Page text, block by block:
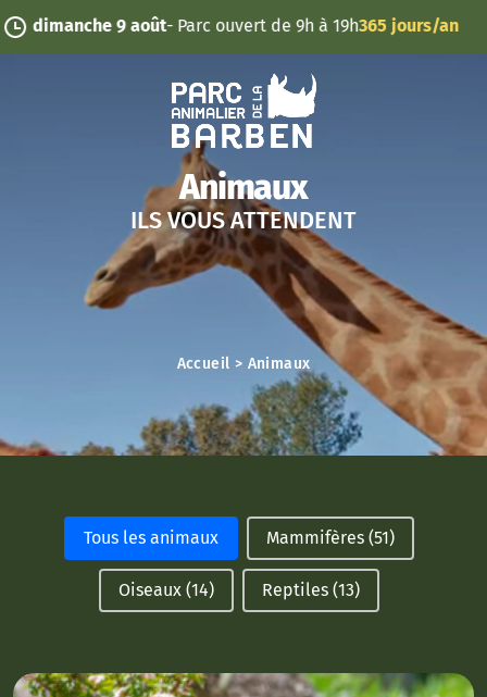
Panneau de gestion des cookies
- Parc ouvert de 9h à 19h365 jours/an
Animaux
ILS VOUS ATTENDENT
Accueil > Animaux
Facettes famille animaux
Tous les animaux Mammifères (51)
Oiseaux (14) Reptiles (13)